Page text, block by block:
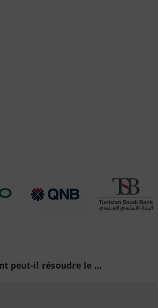
peut-il résoudre le ...